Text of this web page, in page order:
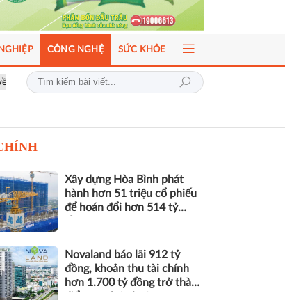
trị thực Khai giảng Chương trình CEO 2026, nâng cao năng
CÔNG NGHỆ SỨC KHỎE
Xây dựng Hòa Bình phát
hành hơn 51 triệu cổ phiếu
để hoán đổi hơn 514 tỷ
Novaland báo lãi 912 tỷ
đồng, khoản thu tài chính
hơn 1.700 tỷ đồng trở thành